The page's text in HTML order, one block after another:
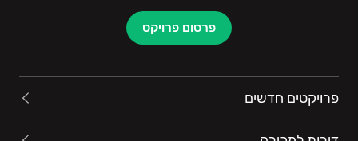
פרסום פרויקט
פרויקטים חדשים